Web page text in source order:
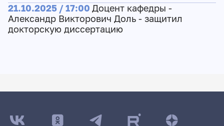
21.10.2025 / 17:00 Доцент кафедры -
Александр Викторович Доль - защитил
докторскую диссертацию